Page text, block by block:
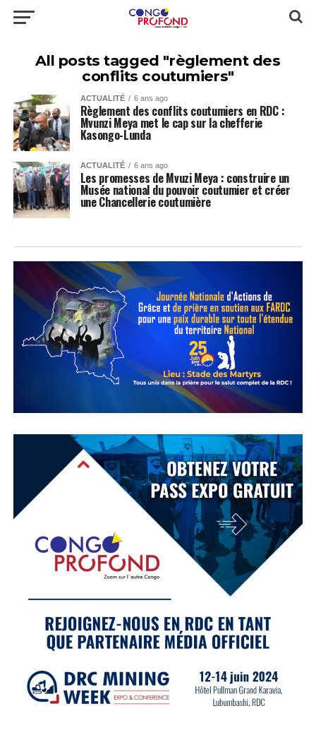
All posts tagged "règlement des
conflits coutumiers"
ACTUALITÉ 6 ans ago
Règlement des conflits coutumiers en RDC :
Mvunzi Meya met le cap sur la chefferie
Kasongo-Lunda
ACTUALITÉ 6 ans ago
Les promesses de Mvuzi Meya : construire un
Musée national du pouvoir coutumier et créer
une Chancellerie coutumière